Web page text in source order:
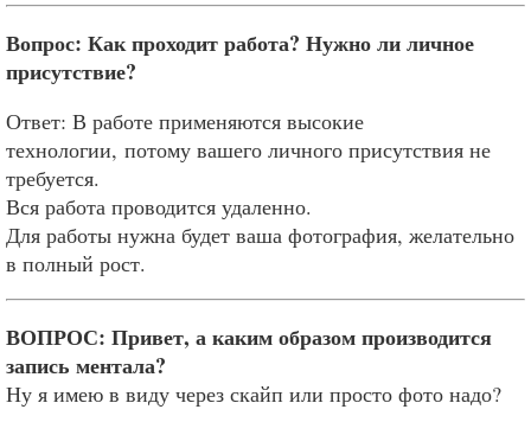
Вопрос: Как проходит работа? Нужно ли личное
присутствие?
Ответ: В работе применяются высокие
технологии, потому вашего личного присутствия не
требуется.
Вся работа проводится удаленно.
Для работы нужна будет ваша фотография, желательно
в полный рост.
ВОПРОС: Привет, а каким образом производится
запись ментала?
Ну я имею в виду через скайп или просто фото надо?